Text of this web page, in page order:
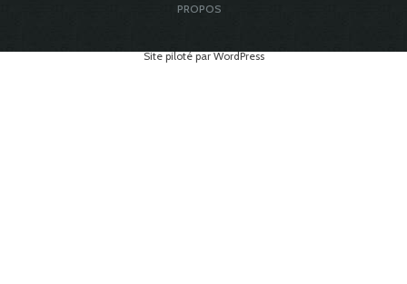
PROPOS
Site piloté par WordPress